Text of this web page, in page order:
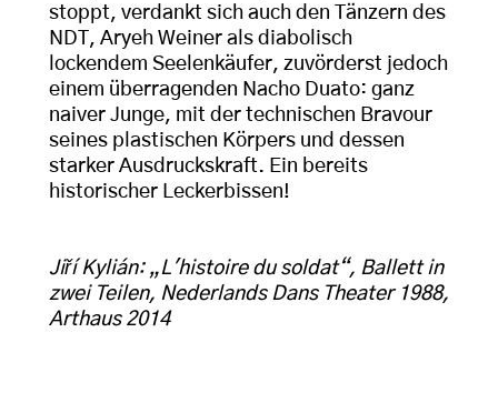
stoppt, verdankt sich auch den Tänzern des
NDT, Aryeh Weiner als diabolisch
lockendem Seelenkäufer, zuvörderst jedoch
einem überragenden Nacho Duato: ganz
naiver Junge, mit der technischen Bravour
seines plastischen Körpers und dessen
starker Ausdruckskraft. Ein bereits
historischer Leckerbissen!
Jiří Kylián: „L'histoire du soldat“, Ballett in
zwei Teilen, Nederlands Dans Theater 1988,
Arthaus 2014